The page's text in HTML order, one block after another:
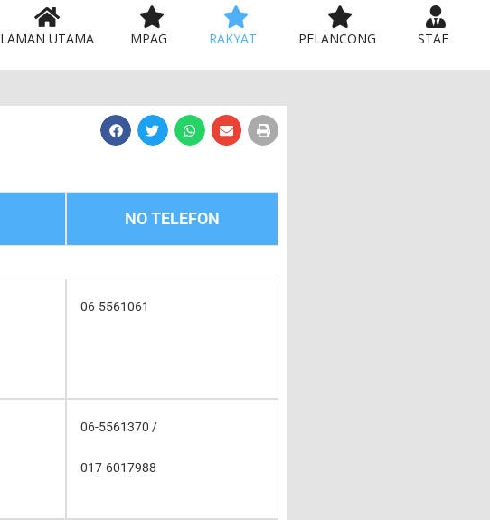
LAMAN UTAMA MPAG RAKYAT PELANCONG STAF
NO TELEFON
06-5561061
06-5561370 /
017-6017988